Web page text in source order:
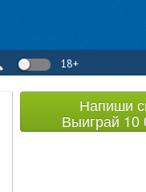
18+
Напиши
Выиграй 10